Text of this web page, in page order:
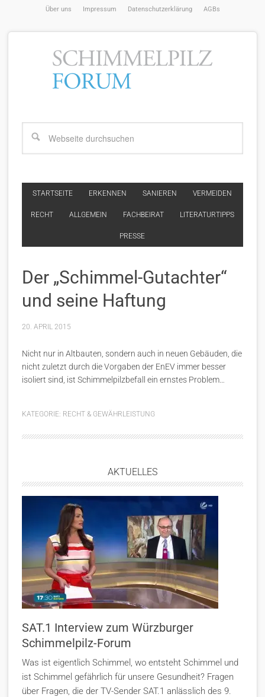
Über uns Impressum Datenschutzerklärung AGBs
STARTSEITE ERKENNEN SANIEREN VERMEIDEN
RECHT ALLGEMEIN FACHBEIRAT LITERATURTIPPS
PRESSE
Der „Schimmel-Gutachter“
und seine Haftung
20. APRIL 2015
Nicht nur in Altbauten, sondern auch in neuen Gebäuden, die
nicht zuletzt durch die Vorgaben der EnEV immer besser
isoliert sind, ist Schimmelpilzbefall ein ernstes Problem…
KATEGORIE: RECHT & GEWÄHRLEISTUNG
AKTUELLES
SAT.1 Interview zum Würzburger
Schimmelpilz-Forum
Was ist eigentlich Schimmel, wo entsteht Schimmel und
ist Schimmel gefährlich für unsere Gesundheit? Fragen
über Fragen, die der TV-Sender SAT.1 anlässlich des 9.